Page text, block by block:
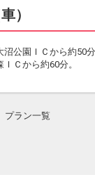
）
公園ＩＣから約50分
Ｃから約60分。
プラン一覧